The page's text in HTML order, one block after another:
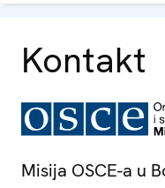
Kontakt
Misija OSCE-a u